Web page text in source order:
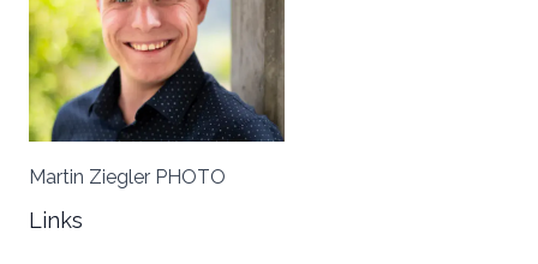
Martin Ziegler PHOTO
Links